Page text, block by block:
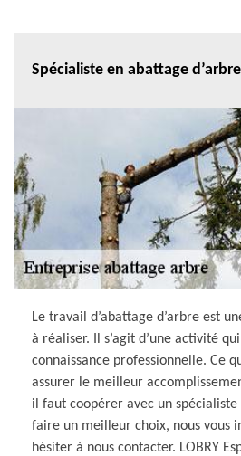
Spécialiste en abattage
Le travail d’abattage d’arbre est
à réaliser. Il s’agit d’une activité
connaissance professionnelle. Ce
assurer le meilleur
il faut coopérer avec un
faire un meilleur choix, nous vous
hésiter à nous contacter. LOBRY